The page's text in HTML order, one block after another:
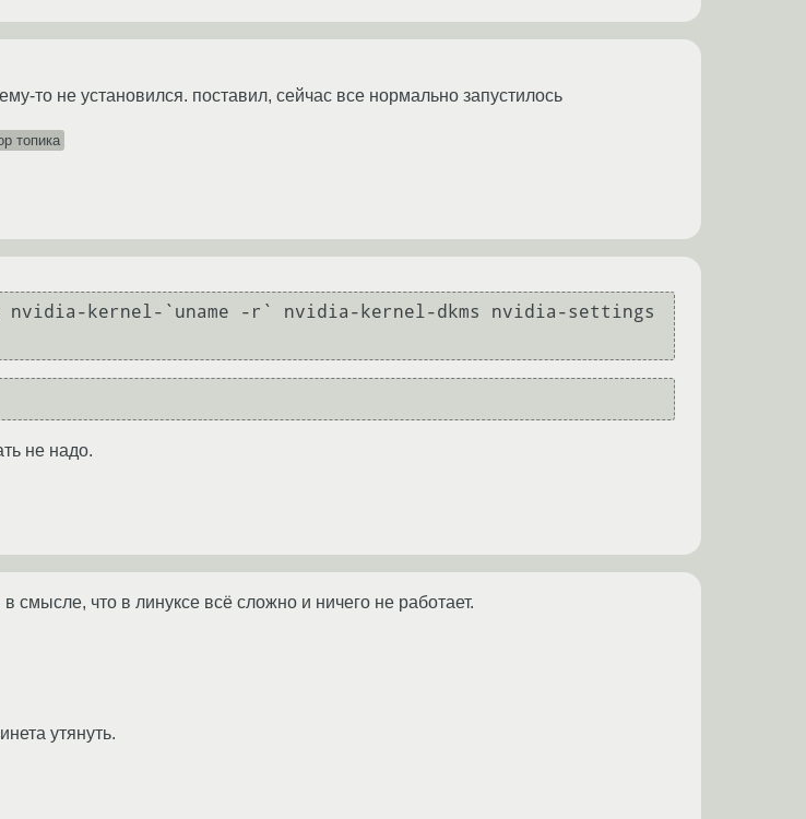
то не установился. поставил, сейчас все нормально запустилось
топика
kernel-`uname -r` nvidia-kernel-dkms nvidia-settings
не надо.
смысле, что в линуксе всё сложно и ничего не работает.
утянуть.